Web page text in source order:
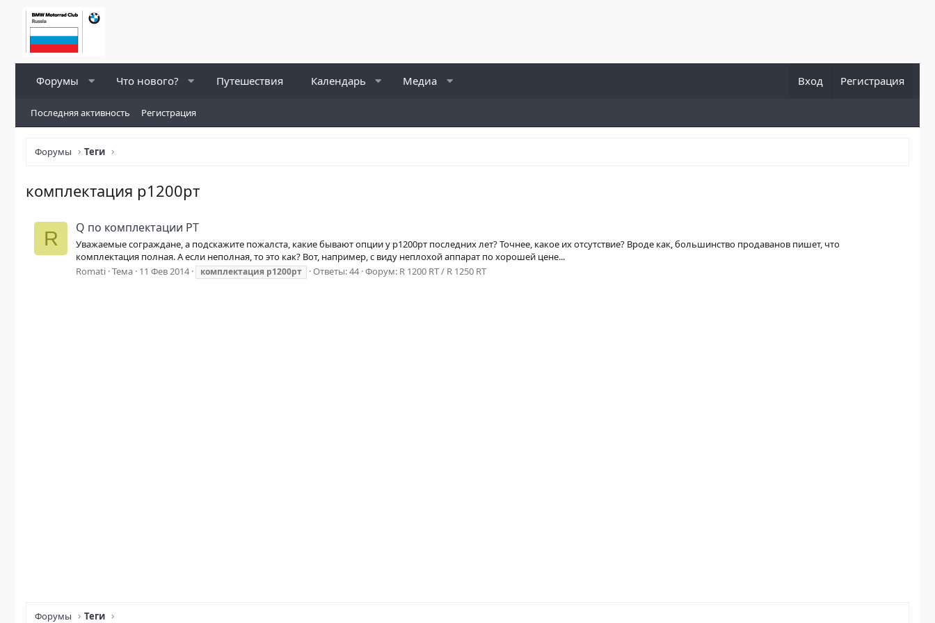
Форумы Что нового? Путешествия Календарь Медиа Вход Регистрация
Последняя активность Регистрация
Форумы Теги
комплектация р1200рт
R Q по комплектации РТ
Уважаемые сограждане, а подскажите пожалста, какие бывают опции у р1200рт последних лет? Точнее, какое их отсутствие? Вроде как, большинство продаванов пишет, что
комплектация полная. А если неполная, то это как? Вот, например, с виду неплохой аппарат по хорошей цене...
Romati Тема 11 Фев 2014 комплектация р1200рт Ответы: 44 Форум: R 1200 RT / R 1250 RT
Форумы Теги